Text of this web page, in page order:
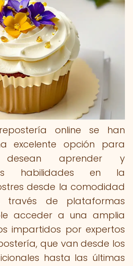
online se han
excelente opción para
aprender y
habilidades en la
desde la comodidad
de plataformas
acceder a una amplia
impartidos por expertos
que van desde los
hasta las últimas